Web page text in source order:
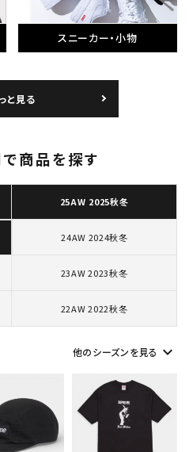
スニーカー・小物
と見る
商品を探す
25AW 2025秋冬
24AW 2024秋冬
23AW 2023秋冬
22AW 2022秋冬
他のシーズンを見る keyboard_arrow_down